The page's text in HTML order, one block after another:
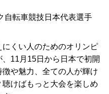
転車競技日本代表選手
くい人のためのオリンピ
11月15日から日本で初開
や魅力、全ての人が輝け
けばもっと大会を楽しめ